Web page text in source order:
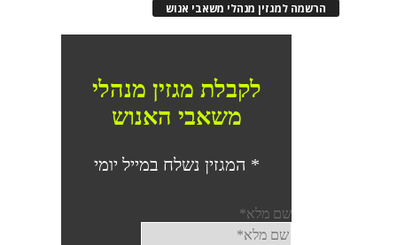
הרשמה למגזין מנהלי משאבי אנוש